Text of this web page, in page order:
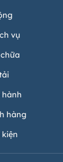
vụ
hành
hàng
kiện